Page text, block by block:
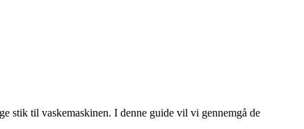
stik til vaskemaskinen. I denne guide vil vi gennemgå de